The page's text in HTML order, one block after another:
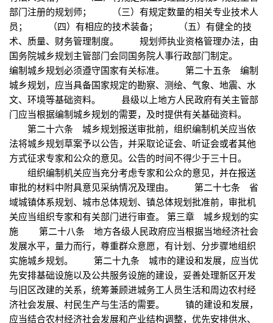
部门注册的规划师； （三）有规定数量的相关专业技术人
员； （四）有相应的技术装备； （五）有健全的技
术、质量、财务管理制度。 规划师执业资格管理办法，由
国务院城乡规划主管部门会同国务院人事行政部门制定。
编制城乡规划必须遵守国家有关标准。 第二十五条 编制
城乡规划，应当具备国家规定的勘察、测绘、气象、地震、水
文、环境等基础资料。 县级以上地方人民政府有关主管部
门应当根据编制城乡规划的需要，及时提供有关基础资料。
第二十六条 城乡规划报送审批前，组织编制机关应当依
法将城乡规划草案予以公告，并采取论证会、听证会或者其他
方式征求专家和公众的意见。公告的时间不得少于三十日。
组织编制机关应当充分考虑专家和公众的意见，并在报送
审批的材料中附具意见采纳情况及理由。 第二十七条 省
域城镇体系规划、城市总体规划、镇总体规划批准前，审批机
关应当组织专家和有关部门进行审查。 第三章 城乡规划的实
施 第二十八条 地方各级人民政府应当根据当地经济社会
发展水平，量力而行，尊重群众意愿，有计划、分步骤地组织
实施城乡规划。 第二十九条 城市的建设和发展，应当优
先安排基础设施以及公共服务设施的建设，妥善处理新区开发
与旧区改建的关系，统筹兼顾进城务工人员生活和周边农村经
济社会发展、村民生产与生活的需要。 镇的建设和发展，
应当结合农村经济社会发展和产业结构调整，优先安排供水、